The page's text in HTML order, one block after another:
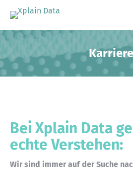
Karriere
Bei Xplain Data
echte Verstehen:
Wir sind immer auf der Suche